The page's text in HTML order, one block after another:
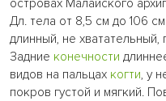
островах Малайского
Дл. тела от 8,5 см до 106
длинный, не хватательный,
Задние конечности
видов на пальцах когти, у
покров густой и мягкий.